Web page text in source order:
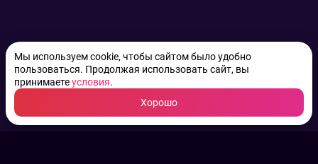
Мы используем cookie, чтобы сайтом было удобно
пользоваться. Продолжая использовать сайт, вы
принимаетеусловия.
Хорошо